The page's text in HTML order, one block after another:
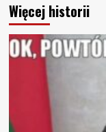
Więcej historii